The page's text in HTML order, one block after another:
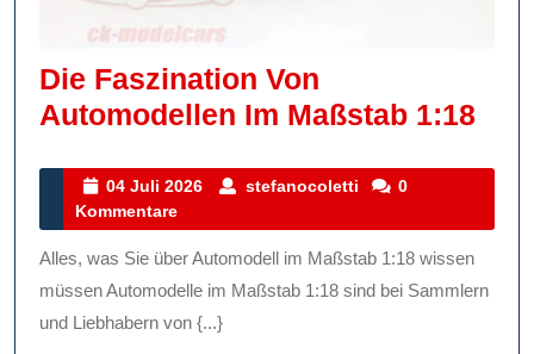
Die Faszination Von
Automodellen Im Maßstab 1:18Die
04 Juli 2026
04
2026
stefanocoletti stefanocoletti
0
Kommentare
Alles, was Sie über Automodell im Maßstab 1:18 wissen
müssen Automodelle im Maßstab 1:18 sind bei Sammlern
und Liebhabern von {...}